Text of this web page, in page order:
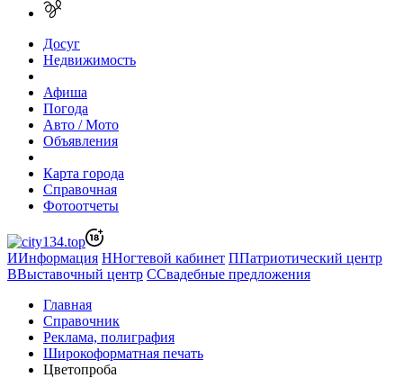
Досуг
Недвижимость
Афиша
Погода
Авто / Мото
Объявления
Карта города
Справочная
Фотоотчеты
ИИнформация ННогтевой кабинет ППатриотический центр
ВВыставочный центр ССвадебные предложения
Главная
Справочник
Реклама, полиграфия
Широкоформатная печать
Цветопроба